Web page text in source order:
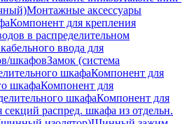
Монтажные аксессуары
Компонент для крепления
в распределительном
ввода для
шкафовЗамок (система
шкафаКомпонент для
шкафаКомпонент для
шкафаКомпонент для
секций распред. шкафа из отдельн.